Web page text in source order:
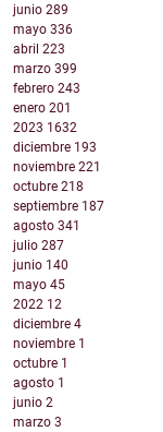
junio 289
mayo 336
abril 223
marzo 399
febrero 243
enero 201
2023 1632
diciembre 193
noviembre 221
octubre 218
septiembre 187
agosto 341
julio 287
junio 140
mayo 45
2022 12
diciembre 4
noviembre 1
octubre 1
agosto 1
junio 2
marzo 3